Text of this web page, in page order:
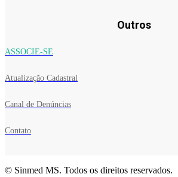
Outros
ASSOCIE-SE
Atualização Cadastral
Canal de Denúncias
Contato
© Sinmed MS. Todos os direitos reservados.